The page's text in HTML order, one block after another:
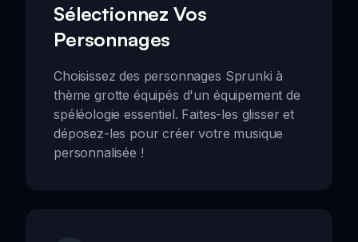
Sélectionnez Vos
Personnages
Choisissez des personnages Sprunki à
thème grotte équipés d'un équipement de
spéléologie essentiel. Faites-les glisser et
déposez-les pour créer votre musique
personnalisée !